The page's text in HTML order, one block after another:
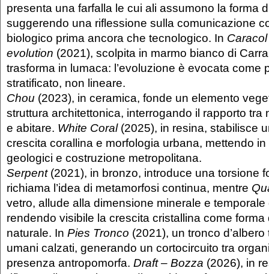
presenta una farfalla le cui ali assumono la forma
suggerendo una riflessione sulla comunicazione
biologico prima ancora che tecnologico. In
evolution (2021), scolpita in marmo bianco di
trasforma in lumaca: l’evoluzione è evocata come
stratificato, non lineare.
Chou (2023), in ceramica, fonde un elemento
struttura architettonica, interrogando il rapporto tra
e abitare. White Coral(2025), in resina, stabilisce
crescita corallina e morfologia urbana, mettendo
geologici e costruzione metropolitana.
Serpent(2021), in bronzo, introduce una torsione
richiama l’idea di metamorfosi continua, mentre
vetro, allude alla dimensione minerale e temporale
rendendo visibile la crescita cristallina come forma
naturale. In Pies Tronco (2021), un tronco
umani calzati, generando un cortocircuito tra
presenza antropomorfa. Draft – Bozza (2026), in